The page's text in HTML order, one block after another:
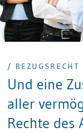
/ BEZUGSRECHT
Und eine
aller
Rechte des